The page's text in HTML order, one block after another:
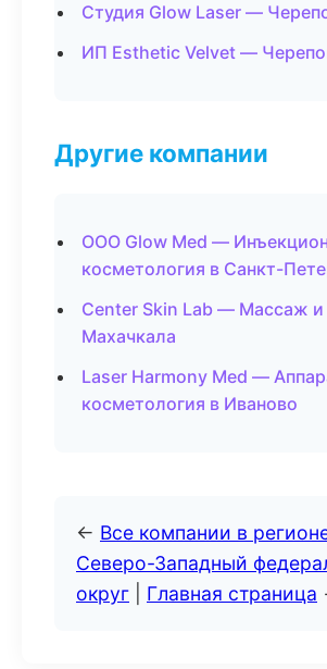
Студия Glow Laser —
ИП Esthetic Velvet —
Другие компании
ООО Glow Med —
косметология в Санкт-
Center Skin Lab — Массаж и
Махачкала
Laser Harmony Med —
косметология в Иваново
← Все компании в
Северо-Западный
округ
Главная страница